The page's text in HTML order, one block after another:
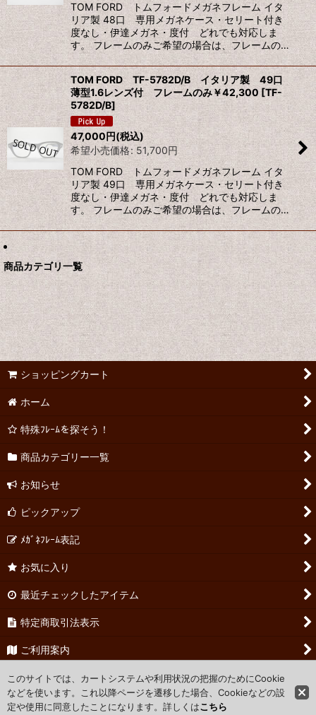
TOM FORD トムフォードメガネフレーム イタ
リア製 48口 専用メガネケース・セリート付き
度なし・伊達メガネ・度付 どれでも対応しま
す。 フレームのみご希望の場合は、フレームの…
TOM FORD TF-5782D/B イタリア製 49口
薄型1.6レンズ付 フレームのみ￥42,300 [TF-
5782D/B]
47,000円(税込)
希望小売価格: 51,700円
TOM FORD トムフォードメガネフレーム イタ
リア製 49口 専用メガネケース・セリート付き
度なし・伊達メガネ・度付 どれでも対応しま
す。 フレームのみご希望の場合は、フレームの…
商品カテゴリ一覧
ショッピングカート
ホーム
特殊ﾌﾚｰﾑを探そう！
商品カテゴリー一覧
お知らせ
ピックアップ
ﾒｶﾞﾈﾌﾚｰﾑ表記
お気に入り
最近チェックしたアイテム
特定商取引法表示
ご利用案内
お問い合わせ
このサイトでは、カートシステムや利用状況の把握のためにCookie
などを使います。これ以降ページを遷移した場合、Cookieなどの設
定や使用に同意したことになります。詳しくはこちら